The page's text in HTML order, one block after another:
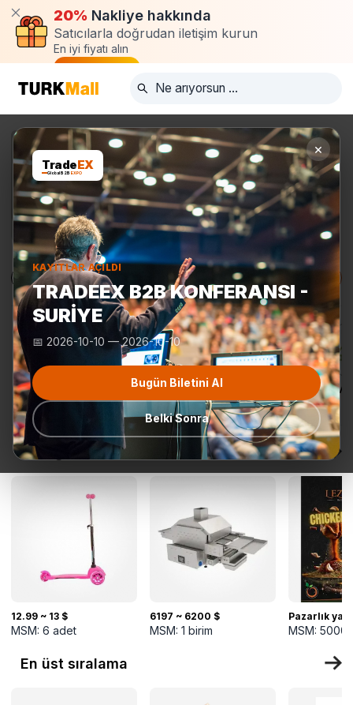
20% Nakliye hakkında
Satıcılarla doğrudan iletişim kurun
En iyi fiyatı alın
Talep oluştur
×
TradeEX
Global B2B EXPO
KAYITLAR AÇILDI
TRADEEX B2B KONFERANSI -
SURIYE
📅 2026-10-10 —2026-10-10
Bugün Biletini Al
Belki Sonra
Ürünler Üreticiler Turkmall Fuarları
Kategoriler
Teklif Talebi En popüler
Hazır
Yeni gelenler
12.99 ~ 13 $
MSM: 6 adet
6197 ~ 6200 $
MSM: 1 birim
Pazarlık
MSM:
En üst sıralama